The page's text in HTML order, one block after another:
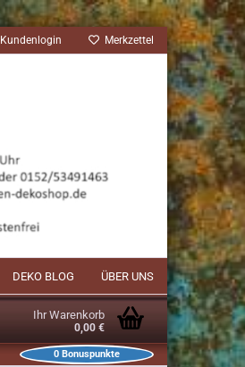
Kundenlogin Merkzettel
Ihr Warenkorb
0,00 €
0 Bonuspunkte
DEKO BLOG ÜBER UNS